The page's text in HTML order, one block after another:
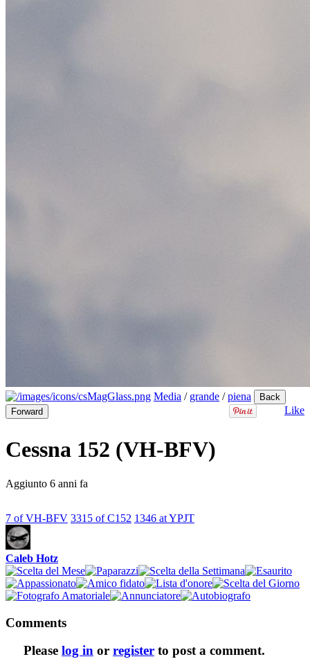
Media / grande /piena
Back
Forward
Like
Cessna 152 (VH-BFV)
Aggiunto 6 anni fa
7 of VH-BFV 3315 ofC152 1346 atYPJT
Caleb Hotz
Comments
Please log in or register to post a comment.